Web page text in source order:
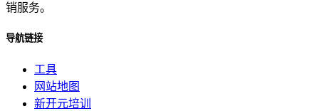
销服务。
导航链接
工具
网站地图
新开元培训